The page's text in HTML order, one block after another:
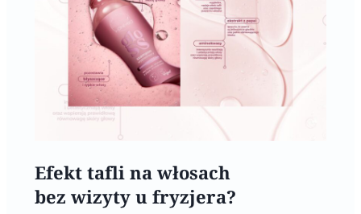
Efekt tafli na włosach
bez wizyty u fryzjera?